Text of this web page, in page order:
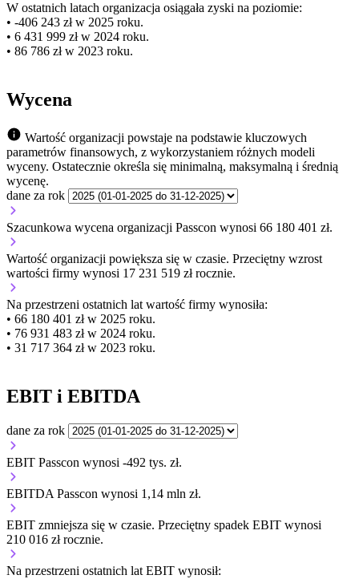
W ostatnich latach organizacja osiągała zyski na poziomie:
• -406 243 zł w 2025 roku.
• 6 431 999 zł w 2024 roku.
• 86 786 zł w 2023 roku.
Wycena
Wartość organizacji powstaje na podstawie kluczowych
parametrów finansowych, z wykorzystaniem różnych modeli
wyceny. Ostatecznie określa się minimalną, maksymalną i średnią
wycenę.
dane za rok
Szacunkowa wycena organizacji Passcon wynosi 66 180 401 zł.
Wartość organizacji powiększa się w czasie. Przeciętny wzrost
wartości firmy wynosi 17 231 519 zł rocznie.
Na przestrzeni ostatnich lat wartość firmy wynosiła:
• 66 180 401 zł w 2025 roku.
• 76 931 483 zł w 2024 roku.
• 31 717 364 zł w 2023 roku.
EBIT i EBITDA
dane za rok
EBIT Passcon wynosi -492 tys. zł.
EBITDA Passcon wynosi 1,14 mln zł.
EBIT zmniejsza się w czasie. Przeciętny spadek EBIT wynosi
210 016 zł rocznie.
Na przestrzeni ostatnich lat EBIT wynosił: